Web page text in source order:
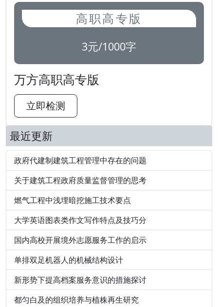
高职高专版
3元/1000字
万方高职高专版
立即检测
最近更新
政府代建制建筑工程管理中存在的问题
关于建筑工程政府质量监督管理的思考
燃气工程中浅埋暗挖施工技术要点
大学英语图表类作文写作特点及技巧分
国内高校开展境外志愿服务工作的启示
单排双足机器人的机械结构设计
新形势下提高档案服务意识的措施探讨
都匀白及的组织培养与植株再生研究